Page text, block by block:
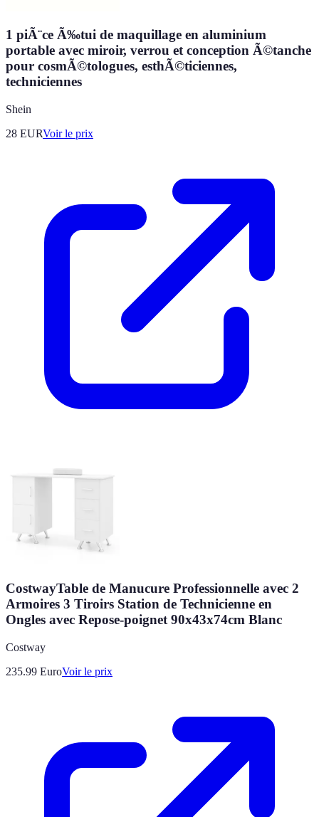
1 piÃ¨ce Ã‰tui de maquillage en aluminium
portable avec miroir, verrou et conception Ã©tanche
pour cosmÃ©tologues, esthÃ©ticiennes,
techniciennes
Shein
28 EURVoir le prix
CostwayTable de Manucure Professionnelle avec 2
Armoires 3 Tiroirs Station de Technicienne en
Ongles avec Repose-poignet 90x43x74cm Blanc
Costway
235.99 EuroVoir le prix